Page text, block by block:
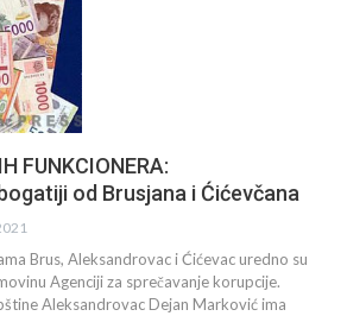
FUNKCIONERA:
od Brusjana i Ćićevčana
Brus, Aleksandrovac i Ćićevac uredno su
Agenciji za sprečavanje korupcije.
Aleksandrovac Dejan Marković ima